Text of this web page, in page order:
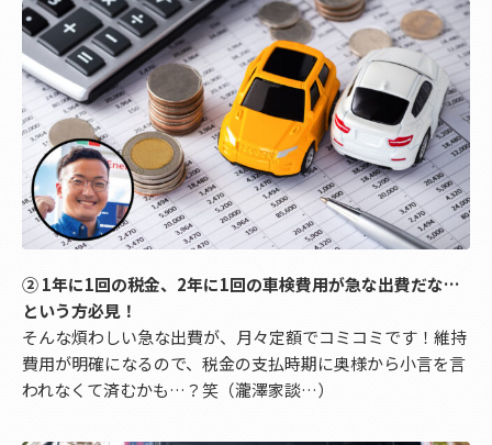
➁ 1年に1回の税金、2年に1回の車検費用が急な出費だな…
という方必見！
そんな煩わしい急な出費が、月々定額でコミコミです！維持
費用が明確になるので、税金の支払時期に奥様から小言を言
われなくて済むかも…？笑（瀧澤家談…）